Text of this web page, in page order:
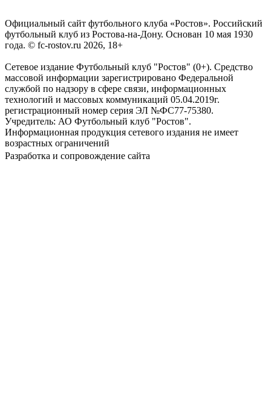
Официальный сайт футбольного клуба «Ростов». Российский
футбольный клуб из Ростова-на-Дону. Основан 10 мая 1930
года. © fc-rostov.ru 2026, 18+
Сетевое издание Футбольный клуб "Ростов" (0+). Средство
массовой информации зарегистрировано Федеральной
службой по надзору в сфере связи, информационных
технологий и массовых коммуникаций 05.04.2019г.
регистрационный номер серия ЭЛ №ФС77-75380.
Учредитель: АО Футбольный клуб "Ростов".
Информационная продукция сетевого издания не имеет
возрастных ограничений
Разработка и сопровождение сайта